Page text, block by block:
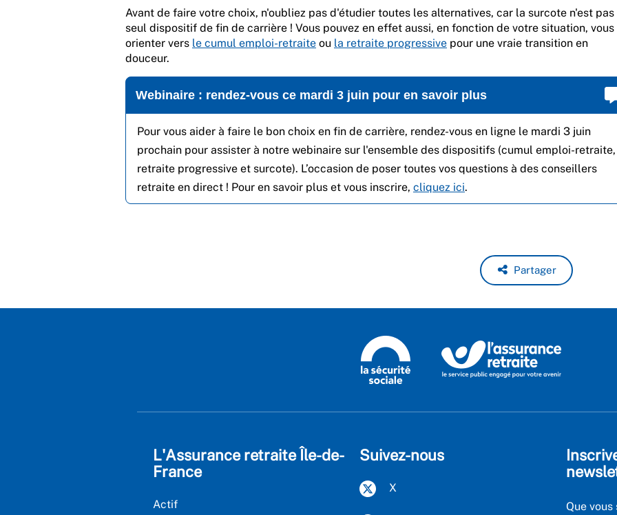
Avant de faire votre choix, n'oubliez pas d'étudier toutes les alternatives, car la surcote n'est pas
seul dispositif de fin de carrière ! Vous pouvez en effet aussi, en fonction de votre situation, vous
orienter vers le cumul emploi-retraite ou la retraite progressive pour une vraie transition en
douceur.
Webinaire : rendez-vous ce mardi 3 juin pour en savoir plus
Pour vous aider à faire le bon choix en fin de carrière, rendez-vous en ligne le mardi 3 juin
prochain pour assister à notre webinaire sur l'ensemble des dispositifs (cumul emploi-retraite,
retraite progressive et surcote). L’occasion de poser toutes vos questions à des conseillers
retraite en direct ! Pour en savoir plus et vous inscrire, cliquez ici.
Partager
L'Assurance retraite Île-de-
France
Actif
Suivez-nous
X
Que